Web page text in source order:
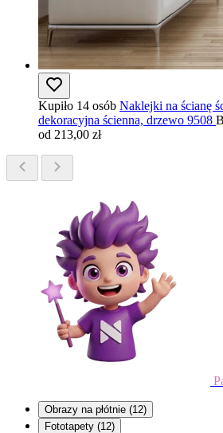
Kupiło 14 osób Naklejki na ścianę
dekoracyjna ścienna, drzewo 9508
od 213,00 zł
Obrazy na płótnie (12)
Fototapety (12)